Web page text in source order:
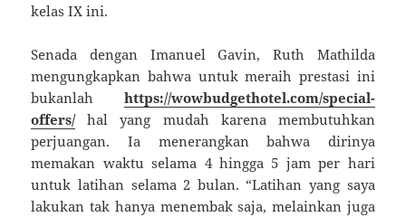
kelas IX ini.
Senada dengan Imanuel Gavin, Ruth Mathilda
mengungkapkan bahwa untuk meraih prestasi ini
bukanlah https://wowbudgethotel.com/special-
offers/hal yang mudah karena membutuhkan
perjuangan. Ia menerangkan bahwa dirinya
memakan waktu selama 4 hingga 5 jam per hari
untuk latihan selama 2 bulan. “Latihan yang saya
lakukan tak hanya menembak saja, melainkan juga